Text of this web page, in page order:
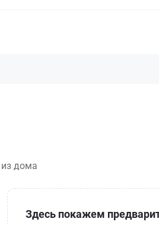
из дома
Здесь покажем